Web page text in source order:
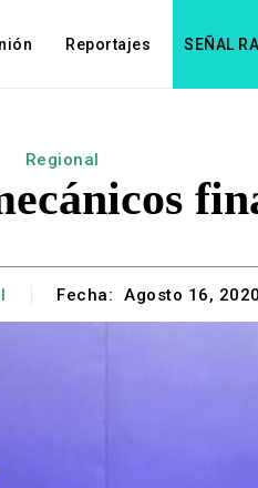
Reportajes SEÑAL
Regional
Fecha: Agosto 16, 2020